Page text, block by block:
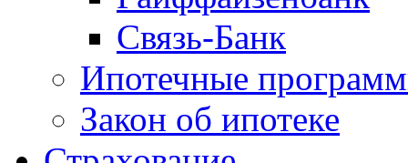
Связь-Банк
Ипотечные
Закон об ипотеке